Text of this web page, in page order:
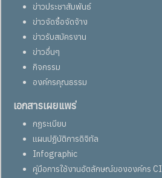
ข่าวประชาสัมพันธ์
ข่าวจัดซื้อจัดจ้าง
ข่าวรับสมัครงาน
ข่าวอื่นๆ
กิจกรรม
องค์กรคุณธรรม
เอกสารเผยแพร่
กฏระเบียบ
แผนปฏิบัติการดิจิทัล
Infographic
คู่มือการใช้งานอัตลักษณ์ขององค์กร CI